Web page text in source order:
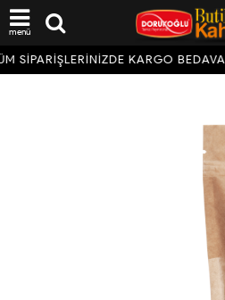
menü
SİPARİŞLERİNİZDE KARGO BEDAVA!